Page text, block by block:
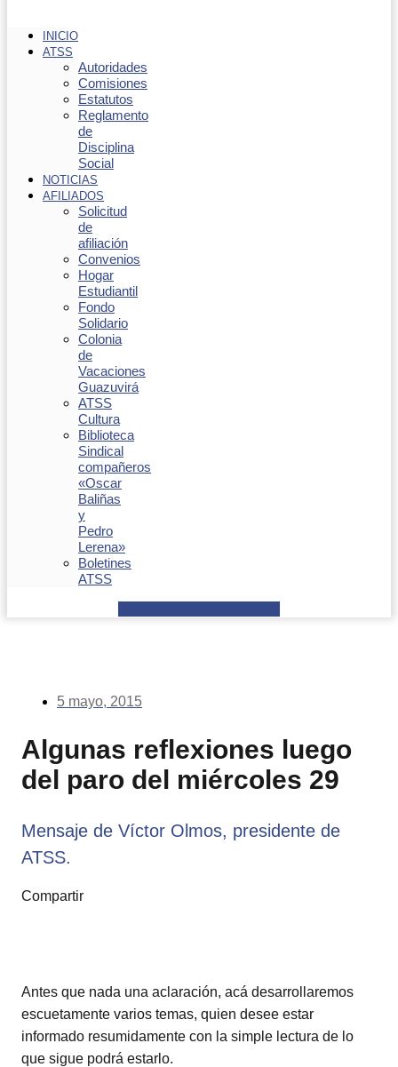
INICIO
ATSS
Autoridades
Comisiones
Estatutos
Reglamento
de
Disciplina
Social
NOTICIAS
AFILIADOS
Solicitud
de
afiliación
Convenios
Hogar
Estudiantil
Fondo
Solidario
Colonia
de
Vacaciones
Guazuvirá
ATSS
Cultura
Biblioteca
Sindical
compañeros
«Oscar
Baliñas
y
Pedro
Lerena»
Boletines
ATSS
5 mayo, 2015
Algunas reflexiones luego
del paro del miércoles 29
Mensaje de Víctor Olmos, presidente de
ATSS.
Compartir
Antes que nada una aclaración, acá desarrollaremos
escuetamente varios temas, quien desee estar
informado resumidamente con la simple lectura de lo
que sigue podrá estarlo.